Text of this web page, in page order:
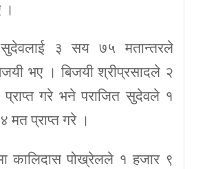
।
सुदेवलाई ३ सय ७५ मतान्तरले
भए । बिजयी श्रीप्रसादले २
गरे भने पराजित सुदेवले १
मत प्राप्त गरे ।
कालिदास पोख्रेलले १ हजार ९